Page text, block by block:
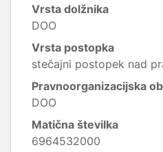
Vrsta dolžnika
DOO
Vrsta postopka
stečajni postopek nad
Pravnoorganizacijska
DOO
Matična številka
6964532000